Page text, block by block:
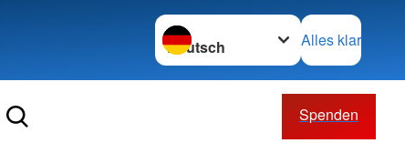
Sprache wechseln zu
Alles klar
Spenden